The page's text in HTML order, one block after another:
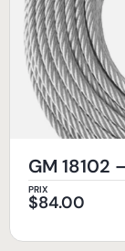
GM 18102
PRIX
$84.00